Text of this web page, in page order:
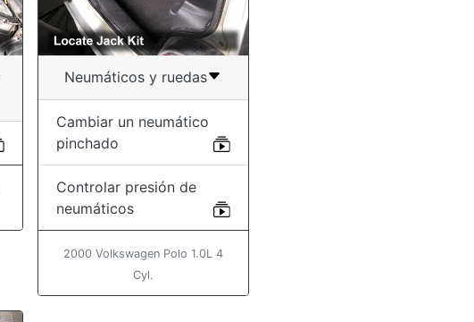
Neumáticos y ruedas
Cambiar un neumático
pinchado
Controlar presión de
neumáticos
2000 Volkswagen Polo 1.0L 4
Cyl.